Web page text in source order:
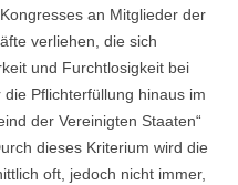
an Mitglieder der
verliehen, die sich
und Furchtlosigkeit bei
Pflichterfüllung hinaus im
der Vereinigten Staaten“
dieses Kriterium wird die
oft, jedoch nicht immer,